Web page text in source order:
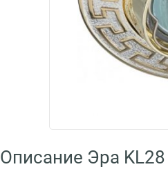
Описание Эра KL28